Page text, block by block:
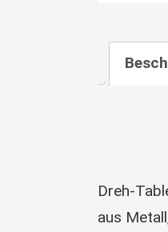
Dreh-
aus